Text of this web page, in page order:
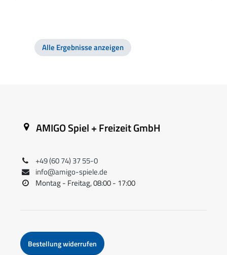
Alle Ergebnisse anzeigen
AMIGO Spiel + Freizeit GmbH
+49 (60 74) 37 55-0
info@amigo-spiele.de
Montag - Freitag, 08:00 - 17:00
Bestellung widerrufen